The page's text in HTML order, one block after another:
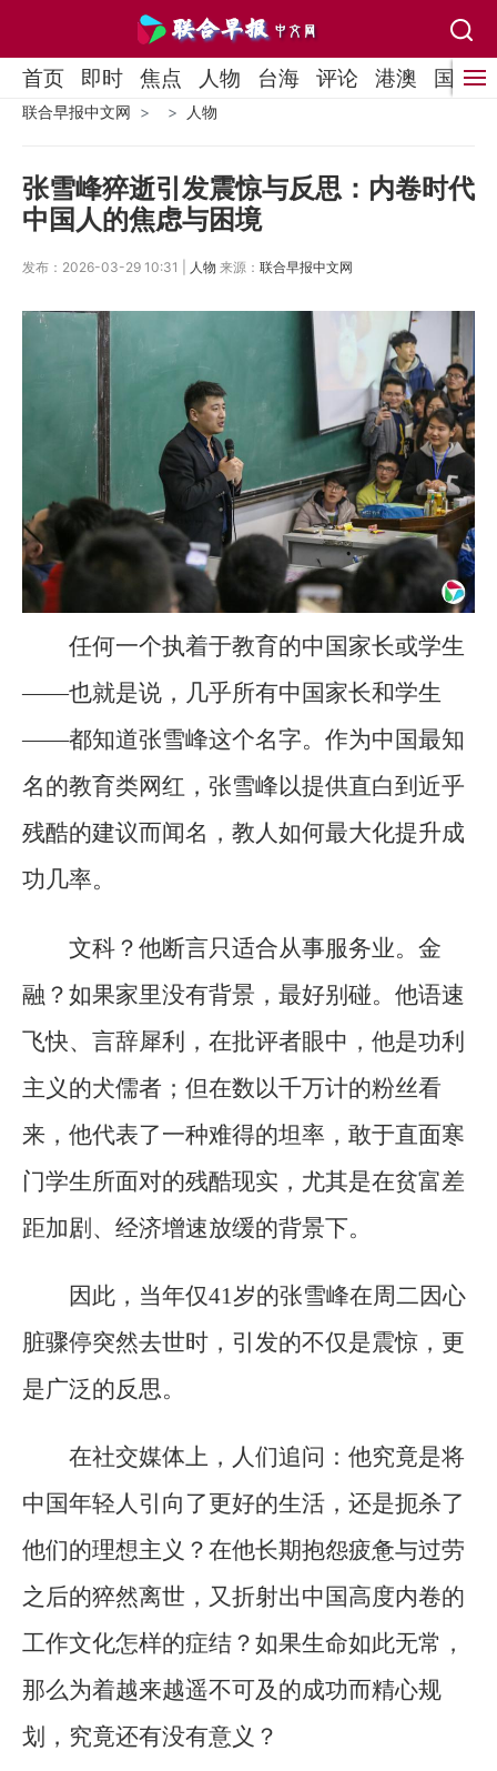
首页 即时 焦点 人物 台海 评论 港澳 国际
联合早报中文网 人物
张雪峰猝逝引发震惊与反思：内卷时代
中国人的焦虑与困境
发布：2026-03-29 10:31 | 人物 来源： 联合早报中文网
任何一个执着于教育的中国家长或学生
——也就是说，几乎所有中国家长和学生
——都知道张雪峰这个名字。作为中国最知
名的教育类网红，张雪峰以提供直白到近乎
残酷的建议而闻名，教人如何最大化提升成
功几率。
文科？他断言只适合从事服务业。金
融？如果家里没有背景，最好别碰。他语速
飞快、言辞犀利，在批评者眼中，他是功利
主义的犬儒者；但在数以千万计的粉丝看
来，他代表了一种难得的坦率，敢于直面寒
门学生所面对的残酷现实，尤其是在贫富差
距加剧、经济增速放缓的背景下。
因此，当年仅41岁的张雪峰在周二因心
脏骤停突然去世时，引发的不仅是震惊，更
是广泛的反思。
在社交媒体上，人们追问：他究竟是将
中国年轻人引向了更好的生活，还是扼杀了
他们的理想主义？在他长期抱怨疲惫与过劳
之后的猝然离世，又折射出中国高度内卷的
工作文化怎样的症结？如果生命如此无常，
那么为着越来越遥不可及的成功而精心规
划，究竟还有没有意义？